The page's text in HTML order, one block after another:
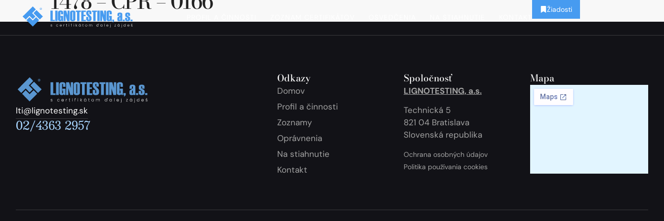
Žiadosti
lti@lignotesting.sk
02/4363 2957
Odkazy
Domov
Profil a činnosti
Zoznamy
Oprávnenia
Na stiahnutie
Kontakt
Spoločnosť
LIGNOTESTING, a.s.
Technická 5
821 04 Bratislava
Slovenská republika
Ochrana osobných údajov
Politika používania cookies
Mapa